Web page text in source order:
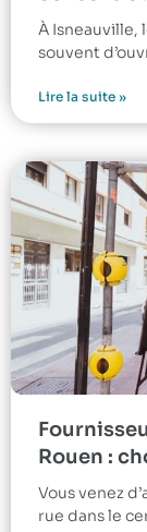
À Isneauville,
souvent
Lire la suite »
Rouen :
Vous venez
rue dans le